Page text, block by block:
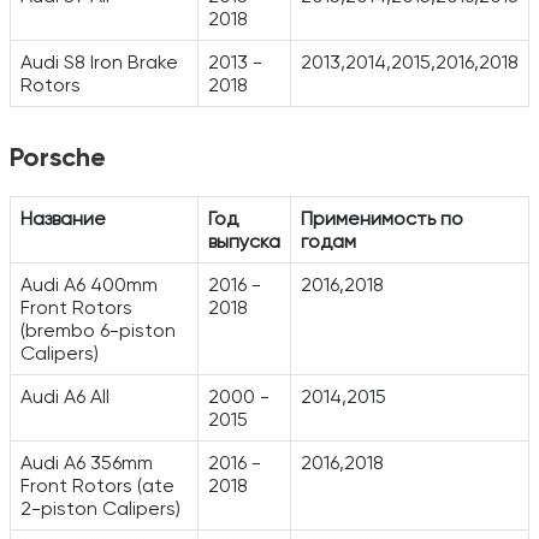
2018
Audi S8 Iron Brake
Rotors
2013 -
2018
2013,2014,2015,2016,2018
Porsche
Название
Год
выпуска
Применимость по
годам
Audi A6 400mm
Front Rotors
(brembo 6-piston
Calipers)
2016 -
2018
2016,2018
Audi A6 All
2000 -
2015
2014,2015
Audi A6 356mm
Front Rotors (ate
2-piston Calipers)
2016 -
2018
2016,2018